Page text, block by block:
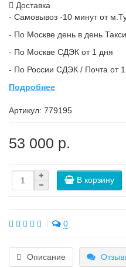
Доставка
- Самовывоз -10 минут от
- По Москве день в день
- По Москве СДЭК от 1 дня
- По России СДЭК / Почта от
Подробнее
Артикул: 779195
53 000 р.
В корзину
0
Описание